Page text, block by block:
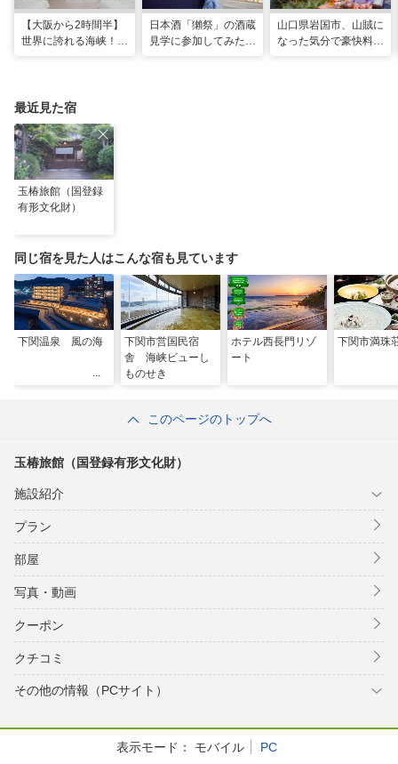
【大阪から2時間半】
世界に誇れる海峡！
日本酒「獺祭」の酒蔵
見学に参加してみた！
山口県岩国市、山賊に
なった気分で豪快料理
最近見た宿
玉椿旅館（国登録
有形文化財）
同じ宿を見た人はこんな宿も見ています
下関温泉 風の海
下関市営国民宿
舎 海峡ビューし
ものせき
ホテル西長門リゾ
ート
下関市満珠
このページのトップへ
玉椿旅館（国登録有形文化財）
施設紹介
プラン
部屋
写真・動画
クーポン
クチコミ
その他の情報（PCサイト）
表示モード： モバイル PC